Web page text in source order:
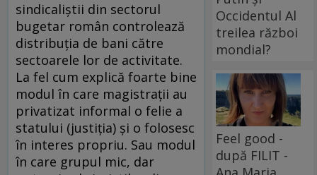
sindicaliştii din sectorul
bugetar român controlează
distribuţia de bani către
sectoarele lor de activitate.
La fel cum explică foarte bine
modul în care magistraţii au
privatizat informal o felie a
statului (justiţia) şi o folosesc
în interes propriu. Sau modul
în care grupul mic, dar
Occidentul Al
treilea război
mondial?
Feel good -
după FILIT -